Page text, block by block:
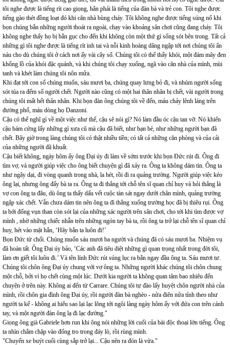
tôi nghe được là tiếng rít cao giọng, hẳn phải là tiếng của đàn bà và trẻ con. Tôi nghe được
tiếng gào thét đồng loạt đó khi căn nhà bùng cháy. Tôi không nghe được tiếng súng nổ khi
bọn chúng bắn những người thoát ra ngoài, chạy vào khoảng sân chơi cũng đang cháy. Tôi
không nghe thấy họ bị bắn gục cho đến khi không còn một thứ gì sống sót bên trong. Tất cả
những gì tôi nghe được là tiếng rít inh tai và nỗi kinh hoàng dâng ngập tới nơi chúng tôi ẩn
náu cho dù chúng tôi ở cách nơi ấy vài cây số. Chúng tôi có thể thấy khói, một đám mây đen
khổng lồ của khói đặc quánh, và khi chúng tôi chạy xuống, ngã vào căn nhà của mình, mùi
tanh và khét làm chúng tôi nôn mửa.
Khi đạt tới con số chúng muốn, sáu mươi ba, chúng quay lưng bỏ đi, và nhúm người sống
sót túa ra đếm số người chết. Người nào cũng có một hai thân nhân bị chết, vài người trong
chúng tôi mất hết thân nhân. Khi bọn đàn ông chúng tôi về đến, máu chảy lênh láng trên
đường phố, máu dòng họ Danzoni.
Cậu có thể nghĩ gì về một việc như thế, cậu sẽ nói gì? Nó làm đầu óc cậu tan vỡ. Nó khiến
cậu bám cứng lấy những gì xưa cũ mà cậu đã biết, như bạn bè, như những người bạn đã
chết. Bây giờ trong làng chúng tôi có thật nhiều tiền; có tất cả những căn phòng và của cải
của những người đã khuất.
Cậu biết không, ngày hôm ấy ông Đại úy đi làm về sớm trước khi bọn Đức rút đi. Ông đi
tìm vợ, và người giúp việc cho ông biết chuyện gì đã xảy ra. Ông ta không dám tin. Ông ta
như ngây dại, đi vòng quanh trong nhà, la hét, rồi đi ra quảng trường. Người giúp việc kéo
ông lại, nhưng ông đẩy bà ta ra. Ông ta đi thẳng tới chỗ tên sĩ quan chỉ huy và hỏi thẳng là
vợ con ông ta đâu, dù ông ta thấy dấu vết cuộc tàn sát ngay dưới chân mình, quảng trường
ngập xác chết. Vẫn chưa dám tin nên ông ta đi thẳng xuống trường học đã bị thiêu rụi. Ông
ta bới đống vụn than còn sót lại của những xác người trên sân chơi, cho tới khi tìm được vợ
mình , nhờ những chiếc nhẫn trên những ngón tay bà ta, rồi ông ta trở lại chỗ tên sĩ quan chỉ
huy, hét vào mặt hắn, ‘Hãy bắn ta luôn đi!’
Bọn Đức từ chối. Chúng muốn sáu mươi ba người và chúng đã có sáu mươi ba. Nhiệm vụ
đã hoàn tất. Ông Đại úy bảo, ‘Các anh đã tiêu diệt những gì quan trọng nhất trong đời tôi,
làm ơn giết tôi luôn đi.’ Và tên lính Đức rút súng lục ra bắn ngay đầu ông ta. Sáu mươi tư.
Chúng tôi chôn ông Đại úy chung với vợ ông ta. Những người khác chúng tôi chôn chung
một chỗ, bởi vì họ chết cùng một lúc. Dưới kia người ta không quan tâm bao nhiêu đến
chuyện ở trên này. Không ai đến từ Carrare. Chúng tôi tự đào lấy huyệt chôn người nhà của
mình, rồi chôn gia đình ông Đại úy, rồi người đàn bà nghèo - nửa điên nửa tỉnh theo như
người ta kể - không ai hiểu sao lại lạc lõng tới ngôi làng ngày hôm ấy với đứa con trên cánh
tay, và một người đàn ông lạ đi lạc đường."
Giọng ông già Gabriele hơn run khi ông nói những lời cuối của bài độc thoại lớn tiếng. Ông
ta nhìn chằm chặp vào đống tro trong đáy lò, rồi rùng mình.
"Chuyến xe buýt cuối cùng sắp trở lại... Cậu nên ra đón là vừa."